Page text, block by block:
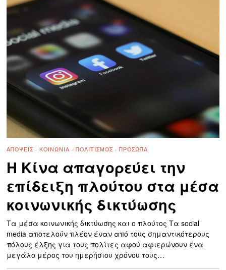
ΑΠΌΨΕΙΣ · ΚΟΙΝΩΝΊΑ · ΠΟΛΙΤΙΣΜΌΣ · ΠΡΌΣΩΠΑ
Η Κίνα απαγορεύει την
επίδειξη πλούτου στα μέσα
κοινωνικής δικτύωσης
Τα μέσα κοινωνικής δικτύωσης και ο πλούτος Τα social
media αποτελούν πλέον έναν από τους σημαντικότερους
πόλους έλξης για τους πολίτες αφού αφιερώνουν ένα
μεγάλο μέρος του ημερήσιου χρόνου τους…